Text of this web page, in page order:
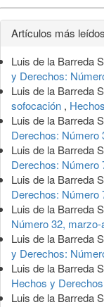
Detalles
del
artículo
Artículos más
Luis de la Barreda
y Derechos:
Luis de la Barreda
sofocación ,
Luis de la Barreda
Derechos: Número
Luis de la Barreda
Derechos: Número
Luis de la Barreda
Derechos: Número
Luis de la Barreda
Número 32, marzo-
Luis de la Barreda
y Derechos:
Luis de la Barreda
Hechos y
Luis de la Barreda